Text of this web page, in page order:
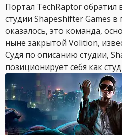
Портал TechRaptor обратил
студии Shapeshifter Games
оказалось, это команда,
ныне закрытой Volition,
Судя по описанию студии,
позиционирует себя как